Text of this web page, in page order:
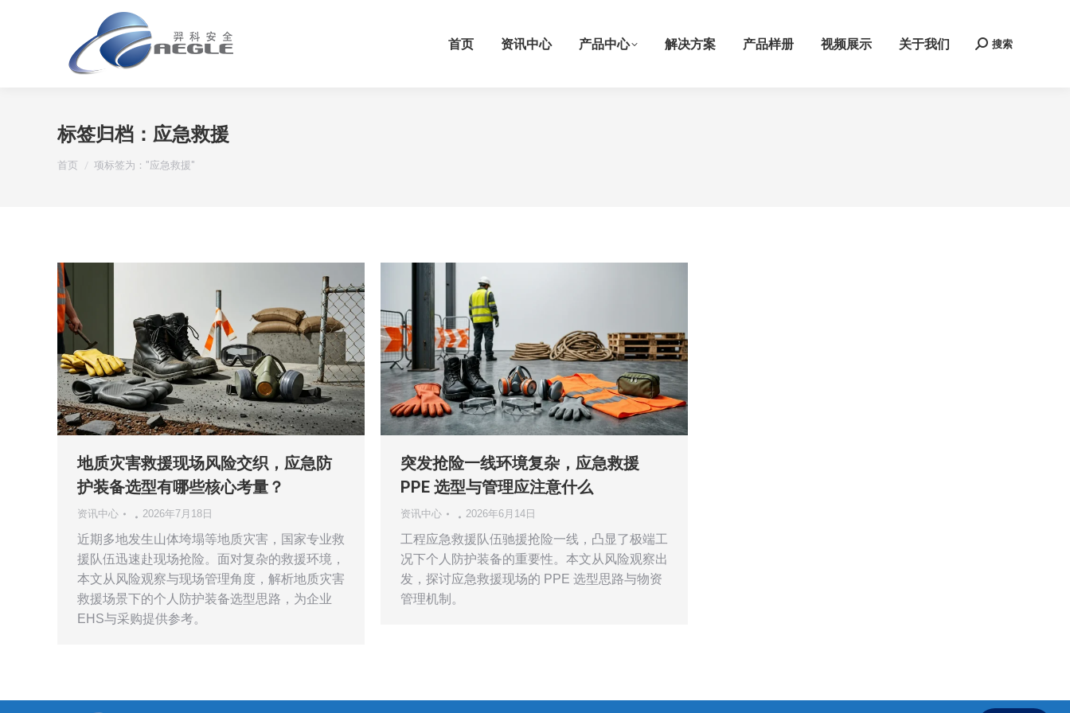
首页 资讯中心 产品中心 解决方案 产品样册 视频展示 关于我们 Search:
搜索
标签归档： 应急救援
您在这里：
首页 项标签为："应急救援"
地质灾害救援现场风险交织，应急防
护装备选型有哪些核心考量？
资讯中心 2026年7月18日
近期多地发生山体垮塌等地质灾害，国家专业救
援队伍迅速赴现场抢险。面对复杂的救援环境，
本文从风险观察与现场管理角度，解析地质灾害
救援场景下的个人防护装备选型思路，为企业
EHS与采购提供参考。
突发抢险一线环境复杂，应急救援
PPE 选型与管理应注意什么
资讯中心 2026年6月14日
工程应急救援队伍驰援抢险一线，凸显了极端工
况下个人防护装备的重要性。本文从风险观察出
发，探讨应急救援现场的 PPE 选型思路与物资
管理机制。